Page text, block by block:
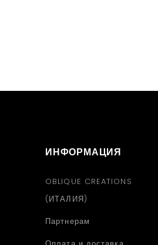
ИНФОРМАЦИЯ
OBLIQUE CREATIONS
(ИТАЛИЯ)
Партнерам